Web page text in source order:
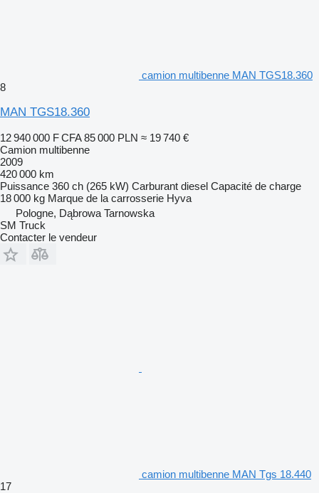
camion multibenne MAN TGS18.360
8
MAN TGS18.360
12 940 000 F CFA 85 000 PLN ≈ 19 740 €
Camion multibenne
2009
420 000 km
Puissance 360 ch (265 kW) Carburant diesel Capacité de charge
18 000 kg Marque de la carrosserie Hyva
Pologne, Dąbrowa Tarnowska
SM Truck
Contacter le vendeur
camion multibenne MAN Tgs 18.440
17